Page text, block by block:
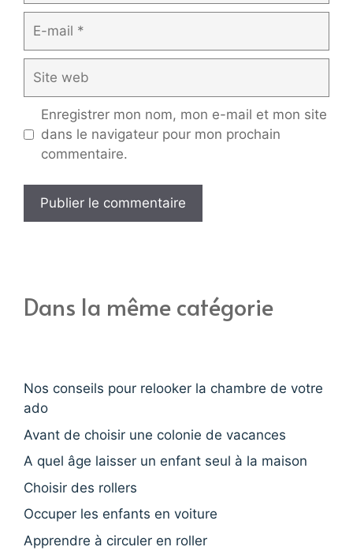
mail
web
Enregistrer mon nom, mon e-mail et mon site
dans le navigateur pour mon prochain
commentaire.
Dans la même catégorie
Nos conseils pour relooker la chambre de votre
ado
Avant de choisir une colonie de vacances
A quel âge laisser un enfant seul à la maison
Choisir des rollers
Occuper les enfants en voiture
Apprendre à circuler en roller